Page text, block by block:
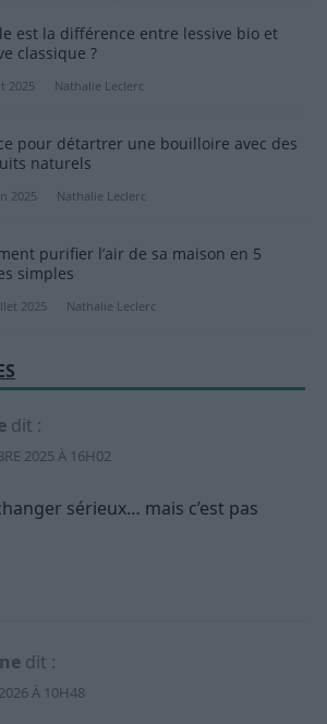
est la différence entre lessive bio et
classique ?
2025 Nathalie Leclerc
pour détartrer une bouilloire avec des
naturels
2025 Nathalie Leclerc
purifier l’air de sa maison en 5
simples
2025 Nathalie Leclerc
dit :
2025 À 16H02
sérieux… mais c’est pas
dit :
À 10H48